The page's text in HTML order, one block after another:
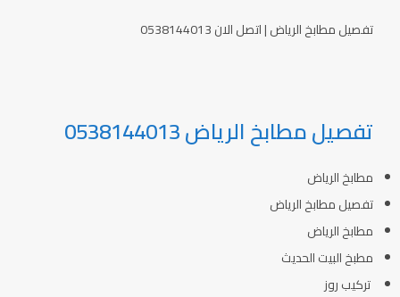
تفصيل مطابخ الرياض | اتصل الان 0538144013
تفصيل مطابخ الرياض 0538144013
مطابخ الرياض
تفصيل مطابخ الرياض
مطابخ الرياض
مطبخ البيت الحديث
تركيب روز